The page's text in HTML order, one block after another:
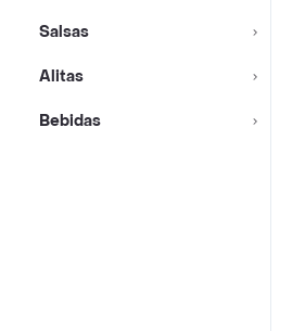
Salsas
Alitas
Bebidas